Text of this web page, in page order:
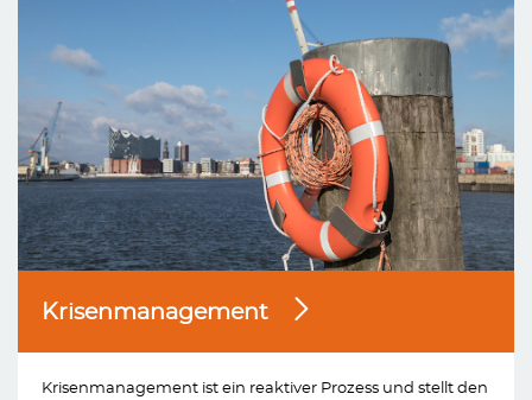
Krisenmanagement
Krisenmanagement ist ein reaktiver Prozess und stellt den